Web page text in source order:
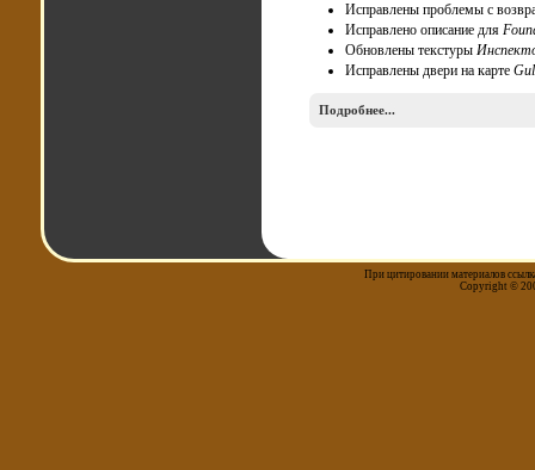
Исправлены проблемы с
Исправлено описание для
Обновлены текстуры
Исправлены двери на карте
Подробнее...
При цитировании материалов
Copyright ©